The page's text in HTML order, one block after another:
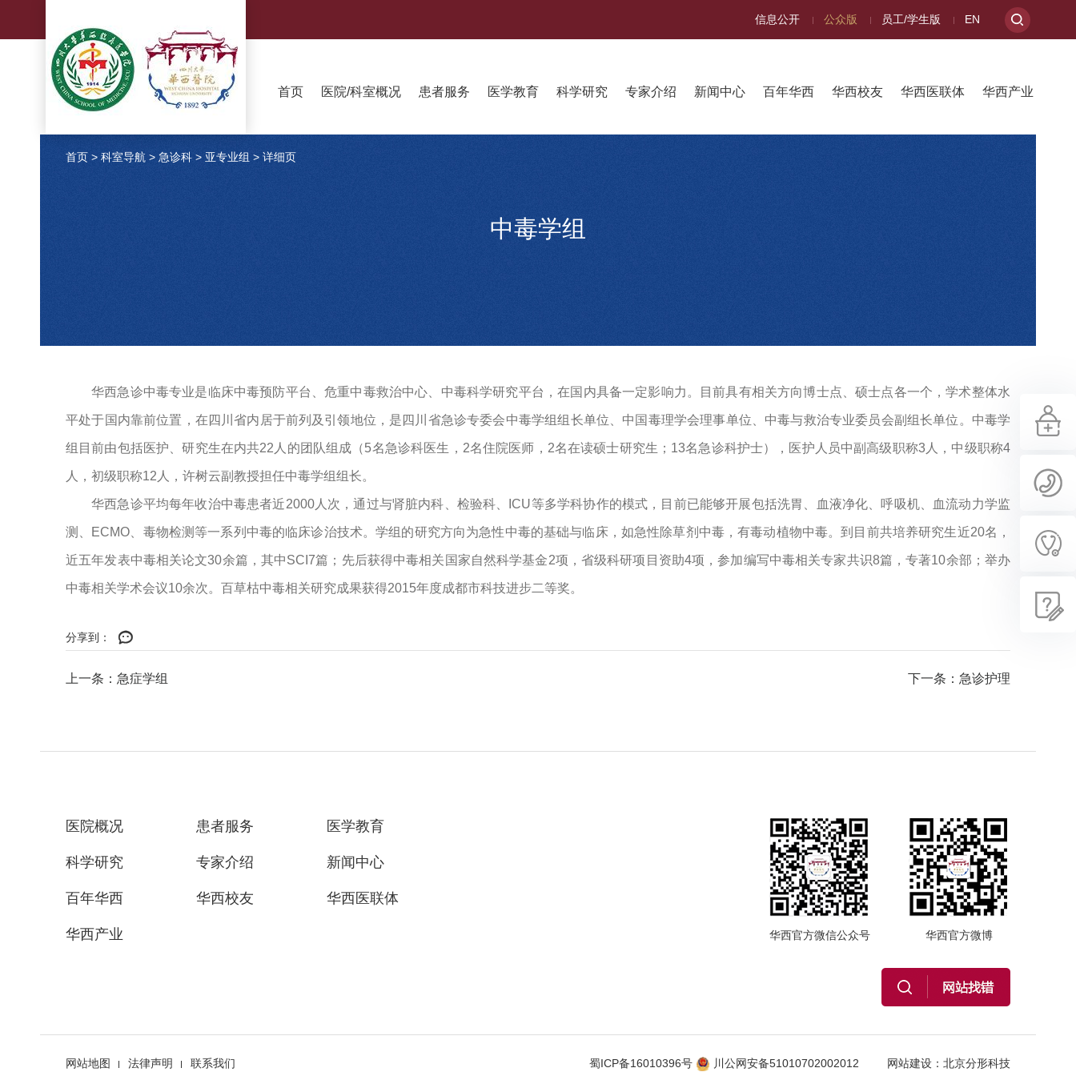
信息公开 公众版 员工/学生版 EN
首页 医院/科室概况 患者服务 医学教育 科学研究 专家介绍 新闻中心 百年华西 华西校友 华西医联体 华西产业
首页 > 科室导航 > 急诊科 > 亚专业组 > 详细页
中毒学组
华西急诊中毒专业是临床中毒预防平台、危重中毒救治中心、中毒科学研究平台，在国内具备一定影响力。目前具有相关方向博士点、硕士点各一个，学术整体水
平处于国内靠前位置，在四川省内居于前列及引领地位，是四川省急诊专委会中毒学组组长单位、中国毒理学会理事单位、中毒与救治专业委员会副组长单位。中毒学
组目前由包括医护、研究生在内共22人的团队组成（5名急诊科医生，2名住院医师，2名在读硕士研究生；13名急诊科护士），医护人员中副高级职称3人，中级职称4
人，初级职称12人，许树云副教授担任中毒学组组长。
华西急诊平均每年收治中毒患者近2000人次，通过与肾脏内科、检验科、ICU等多学科协作的模式，目前已能够开展包括洗胃、血液净化、呼吸机、血流动力学监
测、ECMO、毒物检测等一系列中毒的临床诊治技术。学组的研究方向为急性中毒的基础与临床，如急性除草剂中毒，有毒动植物中毒。到目前共培养研究生近20名，
近五年发表中毒相关论文30余篇，其中SCI7篇；先后获得中毒相关国家自然科学基金2项，省级科研项目资助4项，参加编写中毒相关专家共识8篇，专著10余部；举办
中毒相关学术会议10余次。百草枯中毒相关研究成果获得2015年度成都市科技进步二等奖。
分享到：
上一条：急症学组 下一条：急诊护理
医院概况 患者服务 医学教育
科学研究 专家介绍 新闻中心
百年华西 华西校友 华西医联体
华西产业 华西官方微信公众号 华西官方微博
网站地图 法律声明 联系我们 蜀ICP备16010396号 川公网安备51010702002012 网站建设 ： 北京分形科技